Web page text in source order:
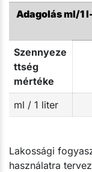
Adagolás ml/1
Szennyeze
ttség
mértéke
ml / 1 liter
Lakossági
használatra